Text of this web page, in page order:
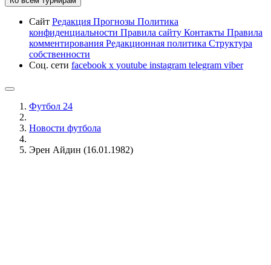
Сайт Редакция Прогнозы Политика
конфиденциальности Правила сайту Контакты Правила
комментирования Редакционная политика Структура
собственности
Соц. сети facebook x youtube instagram telegram viber
Футбол 24
Новости футбола
Эрен Айдин (16.01.1982)